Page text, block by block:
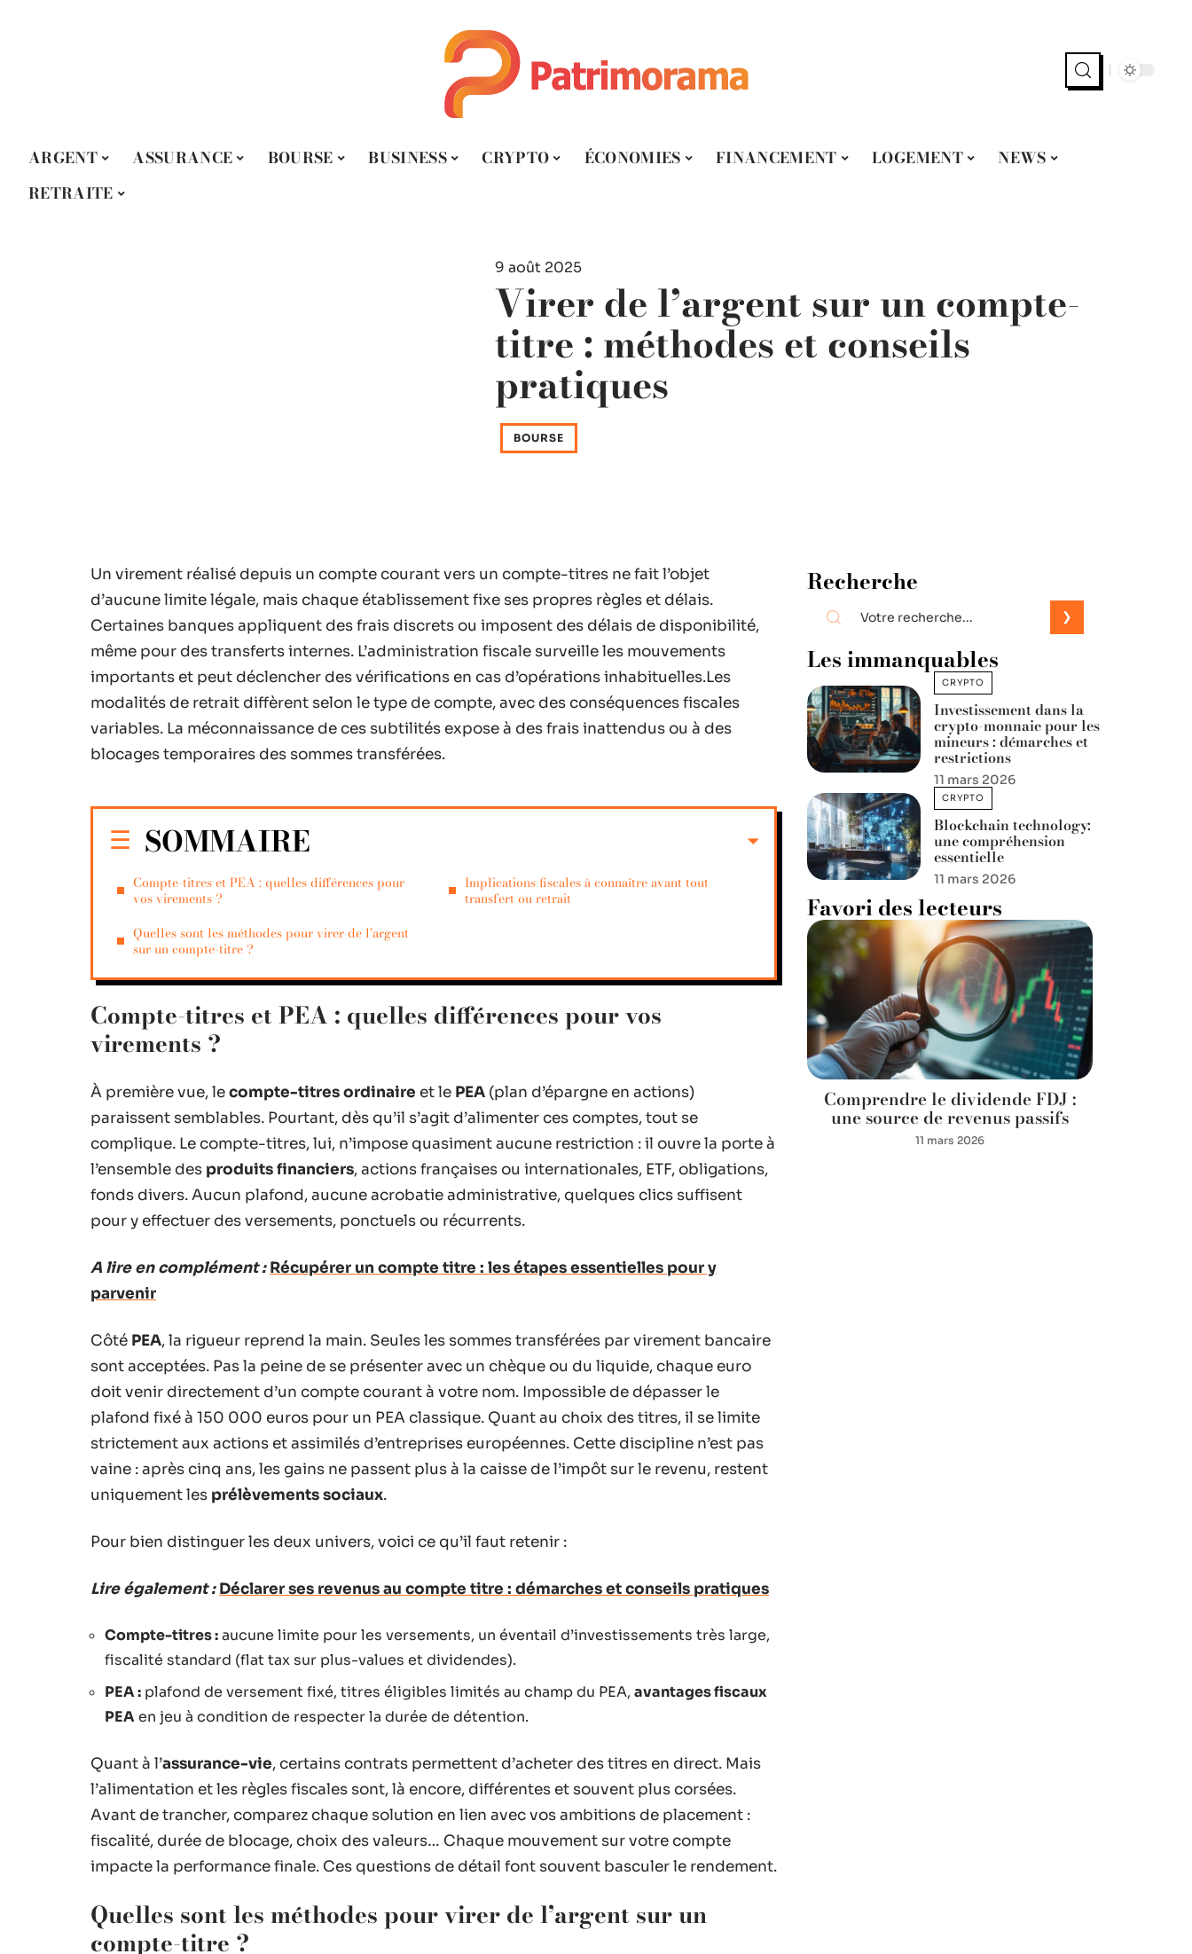
ARGENT ASSURANCE BOURSE BUSINESS CRYPTO ÉCONOMIES FINANCEMENT LOGEMENT
NEWS
RETRAITE
9 août 2025
Virer de l’argent sur un compte-
titre : méthodes et conseils
pratiques
BOURSE
Un virement réalisé depuis un compte courant vers un compte-titres ne fait l’objet
d’aucune limite légale, mais chaque établissement fixe ses propres règles et délais.
Certaines banques appliquent des frais discrets ou imposent des délais de disponibilité,
même pour des transferts internes. L’administration fiscale surveille les mouvements
importants et peut déclencher des vérifications en cas d’opérations inhabituelles.Les
modalités de retrait diffèrent selon le type de compte, avec des conséquences fiscales
variables. La méconnaissance de ces subtilités expose à des frais inattendus ou à des
blocages temporaires des sommes transférées.
SOMMAIRE
Compte-titres et PEA : quelles différences pour
vos virements ?
Quelles sont les méthodes pour virer de l’argent
sur un compte-titre ?
Implications fiscales à connaître avant tout
transfert ou retrait
Compte-titres et PEA : quelles différences pour vos
virements ?
À première vue, lecompte-titres ordinaire et le PEA (plan d’épargne en actions)
paraissent semblables. Pourtant, dès qu’il s’agit d’alimenter ces comptes, tout se
complique. Le compte-titres, lui, n’impose quasiment aucune restriction : il ouvre la porte à
l’ensemble des produits financiers, actions françaises ou internationales, ETF, obligations,
fonds divers. Aucun plafond, aucune acrobatie administrative, quelques clics suffisent
pour y effectuer des versements, ponctuels ou récurrents.
A lire en complément : Récupérer un compte titre : les étapes essentielles pour y
parvenir
Côté PEA, la rigueur reprend la main. Seules les sommes transférées par virement bancaire
sont acceptées. Pas la peine de se présenter avec un chèque ou du liquide, chaque euro
doit venir directement d’un compte courant à votre nom. Impossible de dépasser le
plafond fixé à 150 000 euros pour un PEA classique. Quant au choix des titres, il se limite
strictement aux actions et assimilés d’entreprises européennes. Cette discipline n’est pas
vaine : après cinq ans, les gains ne passent plus à la caisse de l’impôt sur le revenu, restent
uniquement les prélèvements sociaux.
Pour bien distinguer les deux univers, voici ce qu’il faut retenir :
Lire également : Déclarer ses revenus au compte titre : démarches et conseils pratiques
Compte-titres :aucune limite pour les versements, un éventail d’investissements très large,
fiscalité standard (flat tax sur plus-values et dividendes).
PEA : plafond de versement fixé, titres éligibles limités au champ du PEA, avantages fiscaux
PEAen jeu à condition de respecter la durée de détention.
Quant à l’assurance-vie, certains contrats permettent d’acheter des titres en direct. Mais
l’alimentation et les règles fiscales sont, là encore, différentes et souvent plus corsées.
Avant de trancher, comparez chaque solution en lien avec vos ambitions de placement :
fiscalité, durée de blocage, choix des valeurs… Chaque mouvement sur votre compte
impacte la performance finale. Ces questions de détail font souvent basculer le rendement.
Quelles sont les méthodes pour virer de l’argent sur un
compte-titre ?
Recherche
Les immanquables
CRYPTO
Investissement dans la
crypto-monnaie pour les
mineurs : démarches et
restrictions
11 mars 2026
CRYPTO
Blockchain technology:
une compréhension
essentielle
11 mars 2026
Favori des lecteurs
Comprendre le dividende FDJ :
une source de revenus passifs
11 mars 2026